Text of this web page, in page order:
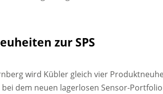
zur SPS
wird Kübler gleich vier
dem neuen lagerlosen Sensor-